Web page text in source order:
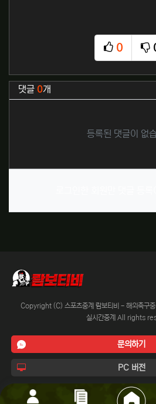
0
추천
관련자료
댓글 0개
등록된 댓글이 없
Copyright (C) 스포츠중계 람보티비 - 해외축구중
실시간중계 All rights
문의하기
PC 버전